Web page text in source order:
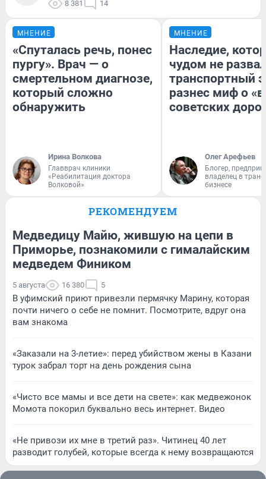
8 381 14
МНЕНИЕ
«Спуталась речь, понес
пургу». Врач — о
смертельном диагнозе,
который сложно
обнаружить
Ирина Волкова
Главврач клиники
«Реабилитация доктора
Волковой»
МНЕНИЕ
Наследие,
чудом не
транспортный
разнес миф о
советских
Олег Арефьев
Блогер,
владелец в
бизнесе
РЕКОМЕНДУЕМ
Медведицу Майю, жившую на цепи в
Приморье, познакомили с гималайским
медведем Фиником
5 августа 16 380 5
В уфимский приют привезли пермячку Марину, которая
почти ничего о себе не помнит. Посмотрите, вдруг она
вам знакома
«Заказали на 3-летие»: перед убийством жены в Казани
турок забрал торт на день рождения сына
«Чисто все мамы и все дети на свете»: как медвежонок
Момота покорил буквально весь интернет. Видео
«Не привози их мне в третий раз». Читинец 40 лет
разводит голубей, которые всегда к нему возвращаются